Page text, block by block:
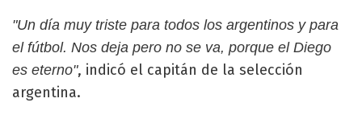
"Un día muy triste para todos los argentinos y para
el fútbol. Nos deja pero no se va, porque el Diego
es eterno", indicó el capitán de la selección
argentina.